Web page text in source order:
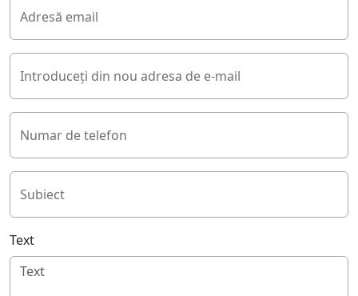
Adresă email
Introduceți din nou adresa de e-mail
Numar de telefon
Subiect
Text